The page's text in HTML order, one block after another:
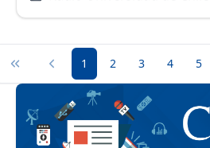
Primera páginaPágina anterior
1 2 3 4 5